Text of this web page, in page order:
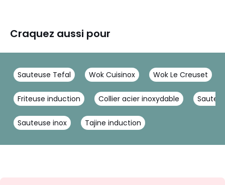
Craquez aussi pour
Sauteuse Tefal Wok Cuisinox Wok Le Creuset
Friteuse induction Collier acier inoxydable
Sauteuse inox Tajine induction